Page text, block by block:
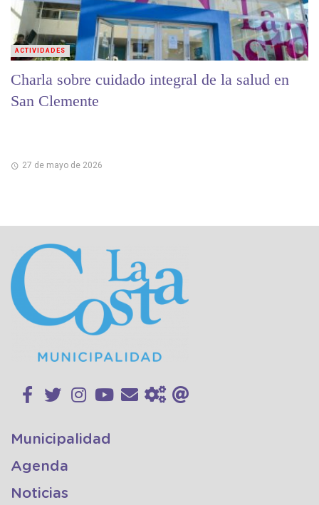
Charla sobre cuidado integral de la salud en
San Clemente
27 de mayo de 2026
ACTIVIDADES
Municipalidad
Agenda
Noticias